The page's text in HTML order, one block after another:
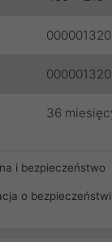
36
i bezpieczeństwo
o